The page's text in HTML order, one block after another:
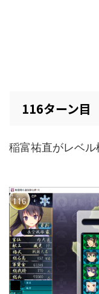
116ターン目
稲富祐直がレベル